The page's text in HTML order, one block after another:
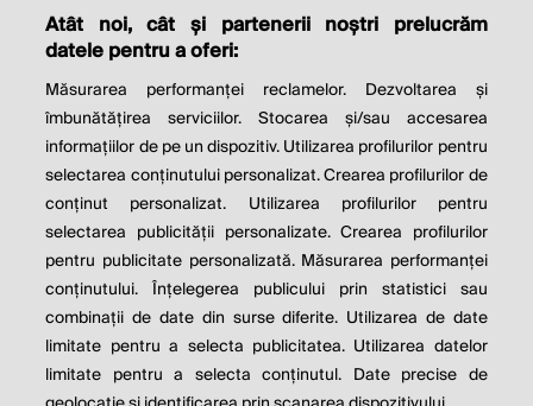
THE SOCIAL RESPONSIBILITY OF
BUSINESS IS TO INCREASE ITS
PROFITS.
Milton Friedman
© 2026 Profit.ro. Toate drepturile rezervate.
Dezvoltat de1616.ro
Contact Publicitate Despre noi
Politica de cookie Politica de
confidențialitate
Atât noi, cât și partenerii noștri prelucrăm
datele pentru a oferi:
Măsurarea performanței reclamelor. Dezvoltarea și
îmbunătățirea serviciilor. Stocarea și/sau accesarea
informațiilor de pe un dispozitiv. Utilizarea profilurilor pentru
selectarea conținutului personalizat. Crearea profilurilor de
conținut personalizat. Utilizarea profilurilor pentru
selectarea publicității personalizate. Crearea profilurilor
pentru publicitate personalizată. Măsurarea performanței
conținutului. Înțelegerea publicului prin statistici sau
combinații de date din surse diferite. Utilizarea de date
limitate pentru a selecta publicitatea. Utilizarea datelor
limitate pentru a selecta conținutul. Date precise de